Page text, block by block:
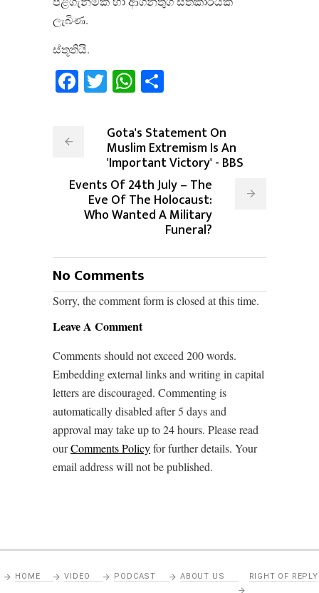
ලැබිණ.
ස්තූතියි.
Facebook
TwitterWhatsApp
Gota's Statement On
Muslim Extremism Is An
'Important Victory' - BBS
Events Of 24th July – The
Eve Of The Holocaust:
Who Wanted A Military
Funeral?
No Comments
Sorry, the comment form is closed at this time.
Leave A Comment
Comments should not exceed 200 words.
Embedding external links and writing in capital
letters are discouraged. Commenting is
automatically disabled after 5 days and
approval may take up to 24 hours. Please read
ourComments Policyfor further details. Your
email address will not be published.
HOME VIDEO PODCAST ABOUT US RIGHT OF REPLY